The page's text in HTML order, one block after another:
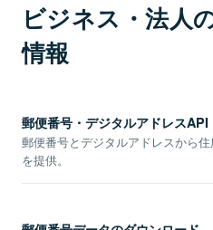
ビジネス・法人
情報
郵便番号・デジタルアドレスAPI
郵便番号とデジタルアドレスから
を提供。